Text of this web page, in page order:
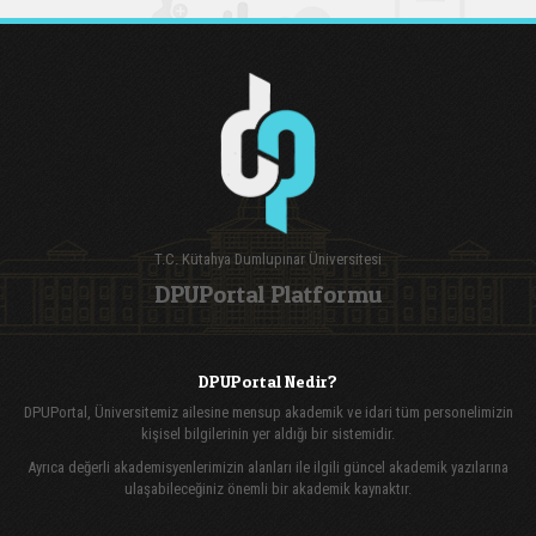
T.C. Kütahya Dumlupınar Üniversitesi
DPUPortal Platformu
DPUPortal Nedir?
DPUPortal, Üniversitemiz ailesine mensup akademik ve idari tüm personelimizin
kişisel bilgilerinin yer aldığı bir sistemidir.
Ayrıca değerli akademisyenlerimizin alanları ile ilgili güncel akademik yazılarına
ulaşabileceğiniz önemli bir akademik kaynaktır.